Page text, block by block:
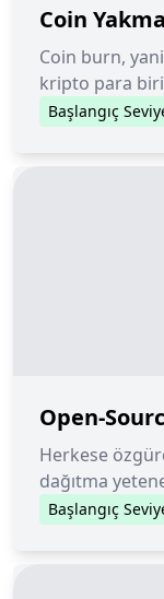
Coin
Coin burn,
kripto para
kasıtlı olarak
Başlangıç
Open-
Herkese
dağıtma
yayınlanan
Başlangıç